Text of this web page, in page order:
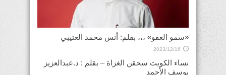
«سمو العفو» ،،، بقلم: أنس محمد العتيبي
2023/12/16
نساء الكويت سحقن الغزاة – بقلم : د.عبدالعزيز
يوسف الأحمد